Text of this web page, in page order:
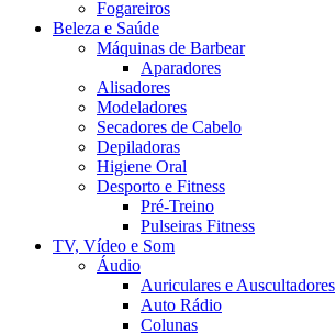
Fogareiros
Beleza e Saúde
Máquinas de Barbear
Aparadores
Alisadores
Modeladores
Secadores de Cabelo
Depiladoras
Higiene Oral
Desporto e Fitness
Pré-Treino
Pulseiras Fitness
TV, Vídeo e Som
Áudio
Auriculares e Auscultadores
Auto Rádio
Colunas